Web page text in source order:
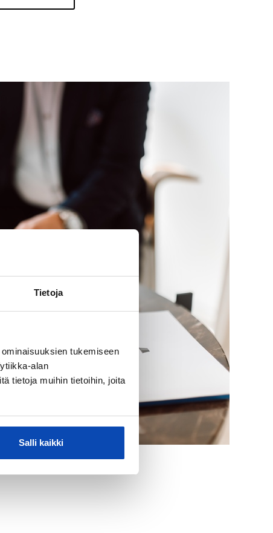
Tietoja
tukemiseen
alan
tietoja muihin tietoihin, joita
Salli kaikki